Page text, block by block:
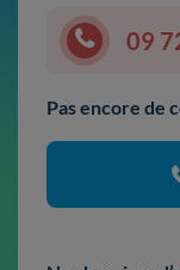
09
Pas encore de